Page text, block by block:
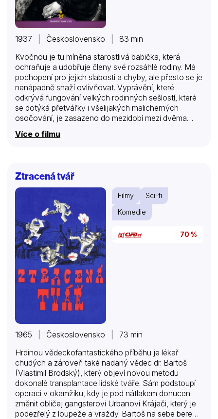
1937 | Československo | 83 min
Kvočnou je tu míněna starostlivá babička, která
ochraňuje a udobřuje členy své rozsáhlé rodiny. Má
pochopení pro jejich slabosti a chyby, ale přesto se je
nenápadně snaží ovlivňovat. Vyprávění, které
odkrývá fungování velkých rodinných sešlostí, které
se dotýká přetvářky i všelijakých malicherných
osočování, je zasazeno do mezidobí mezi dvěma
narozeninovými oslavami. Režisér Hugo Haas se tu
pokusil překročit obvyklá melodramatická schémata,
Více o filmu
Ztracená tvář
Filmy
Sci-fi
Komedie
70 %
1965 | Československo | 73 min
Hrdinou vědeckofantastického příběhu je lékař
chudých a zároveň také nadaný vědec dr. Bartoš
(Vlastimil Brodský), který objeví novou metodu
dokonalé transplantace lidské tváře. Sám podstoupí
operaci v okamžiku, kdy je pod nátlakem donucen
změnit obličej gangsterovi Urbanovi Kráječi, který je
podezřelý z loupeže a vraždy. Bartoš na sebe bere